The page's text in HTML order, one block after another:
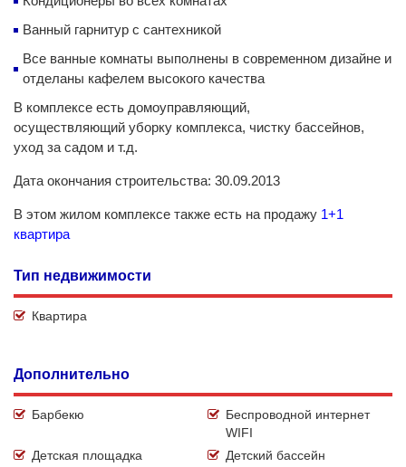
Ванный гарнитур c сантехникой
Все ванные комнаты выполнены в современном дизайне и
отделаны кафелем высокого качества
В комплексе есть домоуправляющий,
осуществляющий уборку комплекса, чистку бассейнов,
уход за садом и т.д.
Дата окончания строительства: 30.09.2013
В этом жилом комплексе также есть на продажу 1+1
квартира
Тип недвижимости
Квартира
Дополнительно
Барбекю
Беспроводной интернет
WIFI
Детская площадка
Детский бассейн